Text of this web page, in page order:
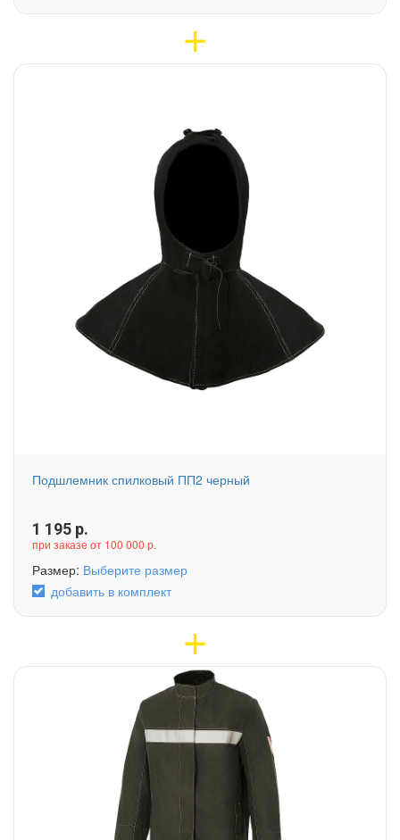
Подшлемник спилковый ПП2 черный
1 195 р.
при заказе от 100 000 р.
Размер: Выберите размер
добавить в комплект